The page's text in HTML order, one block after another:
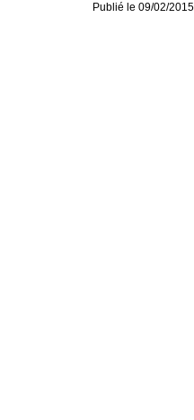
Publié le 09/02/2015